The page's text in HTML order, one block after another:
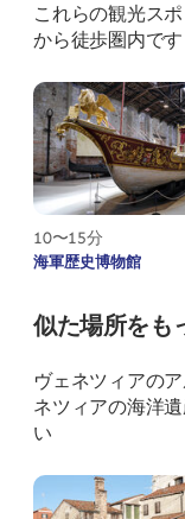
これらの観光ス
から徒歩圏内です
10〜15分
海軍歴史博物館
似た場所をも
ヴェネツィアの
ネツィアの海洋
い